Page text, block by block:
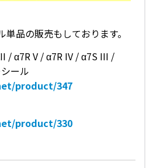
品の販売もしております。
/ α7R V / α7R IV / α7S III /
ール
product/347
product/330